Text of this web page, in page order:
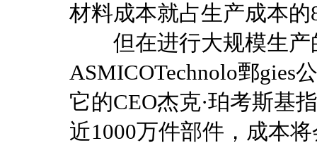
材料成本就占生产成本的
但在进行大规模生产
ASMICOTechnolo鄄gies
它的CEO杰克·珀考斯基
近1000万件部件，成本